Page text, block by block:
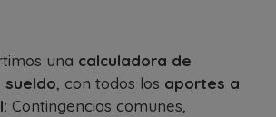
una calculadora de
sueldo , con todos los aportes a
Contingencias comunes,